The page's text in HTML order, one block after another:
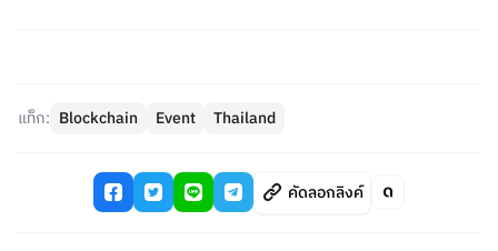
แท็ก: Blockchain Event Thailand
คัดลอกลิงค์